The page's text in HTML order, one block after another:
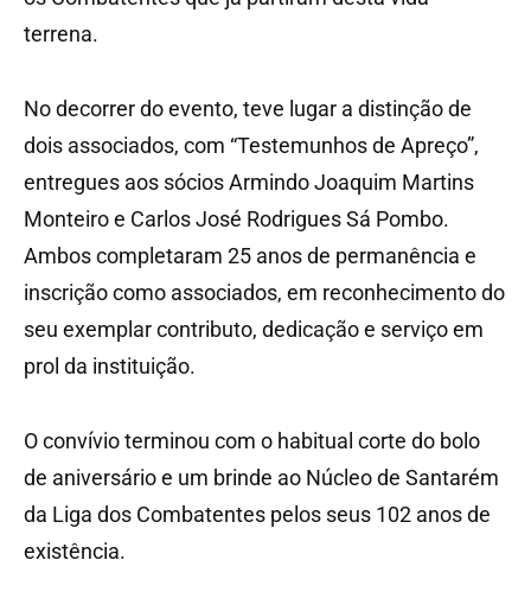
terrena.
No decorrer do evento, teve lugar a distinção de
dois associados, com “Testemunhos de Apreço”,
entregues aos sócios Armindo Joaquim Martins
Monteiro e Carlos José Rodrigues Sá Pombo.
Ambos completaram 25 anos de permanência e
inscrição como associados, em reconhecimento do
seu exemplar contributo, dedicação e serviço em
prol da instituição.
O convívio terminou com o habitual corte do bolo
de aniversário e um brinde ao Núcleo de Santarém
da Liga dos Combatentes pelos seus 102 anos de
existência.